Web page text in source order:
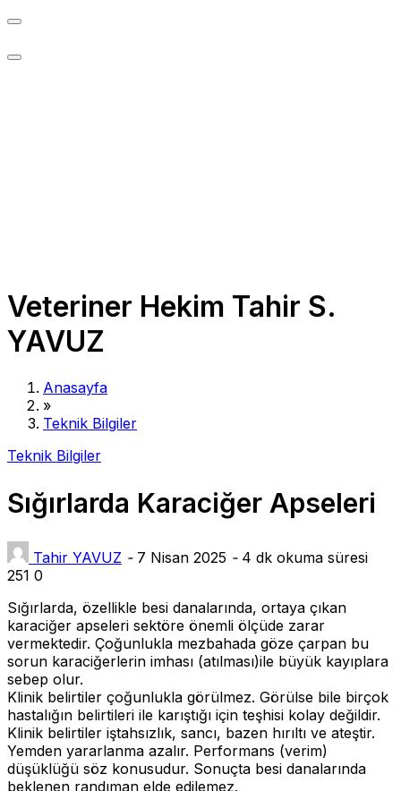
Skip
content
Veteriner Hekim Tahir S.
YAVUZ
Anasayfa
»
Teknik Bilgiler
Teknik Bilgiler
Sığırlarda Karaciğer Apseleri
Tahir YAVUZ - 7 Nisan 2025 -4 dk okuma süresi
251 0
Sığırlarda, özellikle besi danalarında, ortaya çıkan
karaciğer apseleri sektöre önemli ölçüde zarar
vermektedir. Çoğunlukla mezbahada göze çarpan bu
sorun karaciğerlerin imhası (atılması)ile büyük kayıplara
sebep olur.
Klinik belirtiler çoğunlukla görülmez. Görülse bile birçok
hastalığın belirtileri ile karıştığı için teşhisi kolay değildir.
Klinik belirtiler iştahsızlık, sancı, bazen hırıltı ve ateştir.
Yemden yararlanma azalır. Performans (verim)
düşüklüğü söz konusudur. Sonuçta besi danalarında
beklenen randıman elde edilemez.